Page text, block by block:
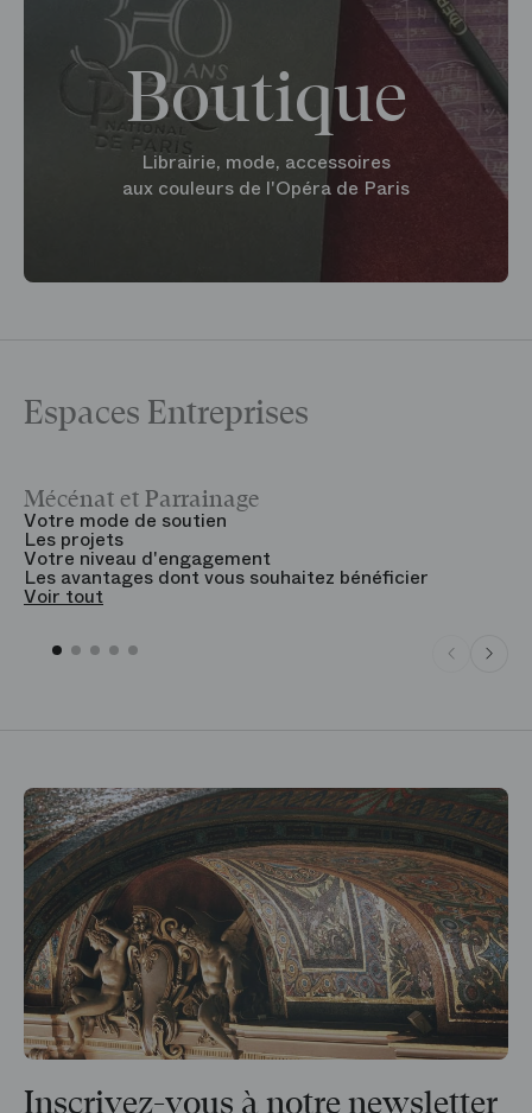
Boutique
Librairie, mode, accessoires
aux couleurs de l'Opéra de Paris
Espaces Entreprises
Mécénat et Parrainage
Votre mode de soutien
Les projets
Votre niveau d'engagement
Les avantages dont vous souhaitez bénéficier
Voir tout
Inscrivez-vous à notre newsletter